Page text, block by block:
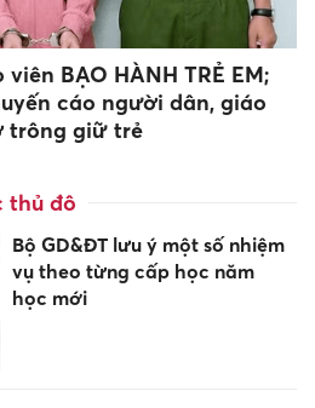
BẠO HÀNH TRẺ EM;
cáo người dân, giáo
trông giữ trẻ
thủ đô
Bộ GD&ĐT lưu ý một số nhiệm
vụ theo từng cấp học năm
học mới